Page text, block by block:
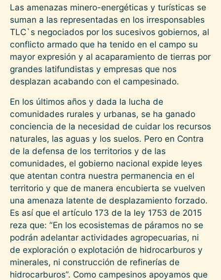
Las amenazas minero-energéticas y turísticas se
suman a las representadas en los irresponsables
TLC`s negociados por los sucesivos gobiernos, al
conflicto armado que ha tenido en el campo su
mayor expresión y al acaparamiento de tierras por
grandes latifundistas y empresas que nos
desplazan acabando con el campesinado.
En los últimos años y dada la lucha de
comunidades rurales y urbanas, se ha ganado
conciencia de la necesidad de cuidar los recursos
naturales, las aguas y los suelos. Pero en Contra
de la defensa de los territorios y de las
comunidades, el gobierno nacional expide leyes
que atentan contra nuestra permanencia en el
territorio y que de manera encubierta se vuelven
una amenaza latente de desplazamiento forzado.
Es así que el artículo 173 de la ley 1753 de 2015
reza que: “En los ecosistemas de páramos no se
podrán adelantar actividades agropecuarias, ni
de exploración o explotación de hidrocarburos y
minerales, ni construcción de refinerías de
hidrocarburos”. Como campesinos apoyamos que